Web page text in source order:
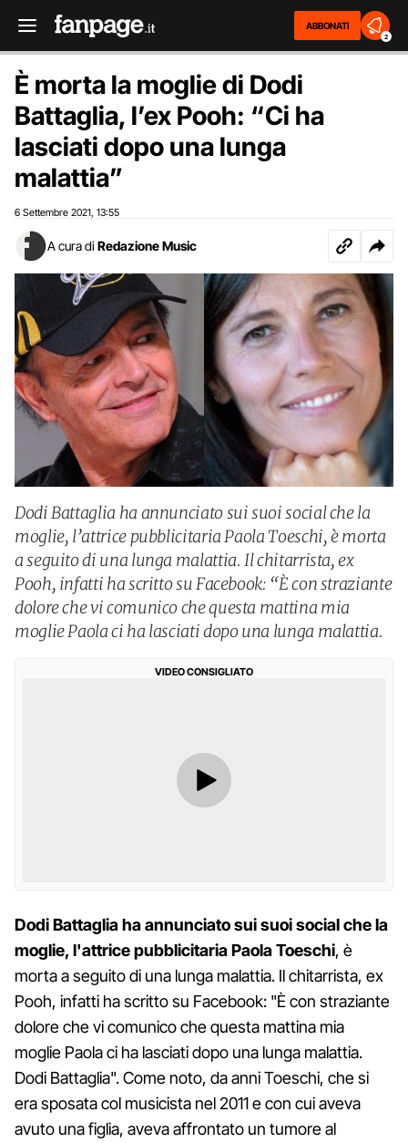
ABBONATI
2
È morta la moglie di Dodi
Battaglia, l’ex Pooh: “Ci ha
lasciati dopo una lunga
malattia”
6 Settembre 2021 13:55
A cura di Redazione Music
Dodi Battaglia ha annunciato sui suoi social che la
moglie, l’attrice pubblicitaria Paola Toeschi, è morta
a seguito di una lunga malattia. Il chitarrista, ex
Pooh, infatti ha scritto su Facebook: “È con straziante
dolore che vi comunico che questa mattina mia
moglie Paola ci ha lasciati dopo una lunga malattia.
VIDEO CONSIGLIATO
Dodi Battaglia ha annunciato sui suoi social che la
moglie, l'attrice pubblicitaria Paola Toeschi, è
morta a seguito di una lunga malattia. Il chitarrista, ex
Pooh, infatti ha scritto su Facebook: "È con straziante
dolore che vi comunico che questa mattina mia
moglie Paola ci ha lasciati dopo una lunga malattia.
Dodi Battaglia". Come noto, da anni Toeschi, che si
era sposata col musicista nel 2011 e con cui aveva
avuto una figlia, aveva affrontato un tumore al